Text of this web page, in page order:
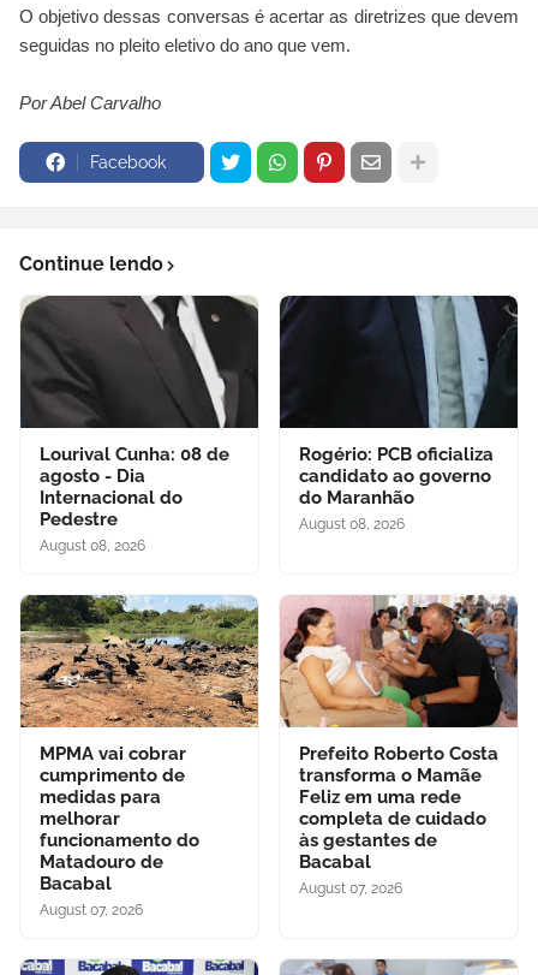
O objetivo dessas conversas é acertar as diretrizes que devem
seguidas no pleito eletivo do ano que vem.
Por Abel Carvalho
Facebook
Continue lendo
Lourival Cunha: 08 de
agosto - Dia
Internacional do
Pedestre
August 08, 2026
Rogério: PCB oficializa
candidato ao governo
do Maranhão
August 08, 2026
MPMA vai cobrar
cumprimento de
medidas para
melhorar
funcionamento do
Matadouro de
Bacabal
August 07, 2026
Prefeito Roberto Costa
transforma o Mamãe
Feliz em uma rede
completa de cuidado
às gestantes de
Bacabal
August 07, 2026